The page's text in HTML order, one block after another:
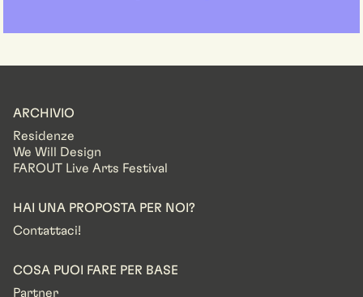
ARCHIVIO
Residenze
We Will Design
FAROUT Live Arts Festival
HAI UNA PROPOSTA PER NOI?
Contattaci!
COSA PUOI FARE PER BASE
Partner